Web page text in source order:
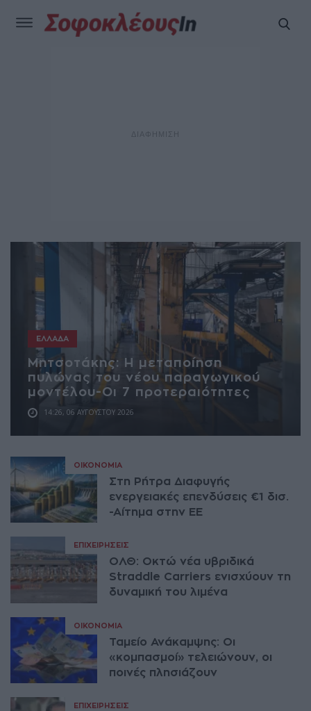
ΕΛΛΆΔΑ
Μητσοτάκης: Η μεταποίηση
πυλώνας του νέου παραγωγικού
μοντέλου-Οι 7 προτεραιότητες
14:26, 06 ΑΥΓΟΎΣΤΟΥ 2026
Στη Ρήτρα Διαφυγής
ενεργειακές επενδύσεις €1 δισ.
-Αίτημα στην ΕΕ
ΟΙΚΟΝΟΜΊΑ
ΟΛΘ: Οκτώ νέα υβριδικά
Straddle Carriers ενισχύουν τη
δυναμική του λιμένα
ΕΠΙΧΕΙΡΉΣΕΙΣ
Ταμείο Ανάκαμψης: Οι
«κομπασμοί» τελειώνουν, οι
ποινές πλησιάζουν
ΟΙΚΟΝΟΜΊΑ
ΕΠΙΧΕΙΡΉΣΕΙΣ